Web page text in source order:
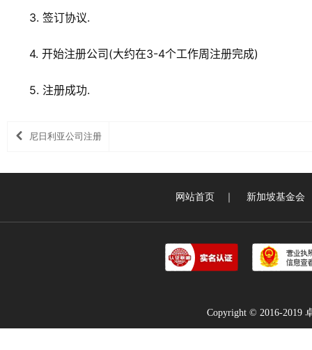
3. 签订协议.
4. 开始注册公司(大约在3-4个工作周注册完成)
5. 注册成功.
尼日利亚公司注册
网站首页 新加坡基金会
Copyright © 2016-2019